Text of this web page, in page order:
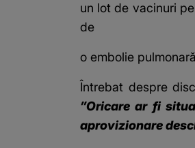
un lot de vacinuri
de
o embolie
Întrebat despre
”Oricare ar fi
aprovizionare